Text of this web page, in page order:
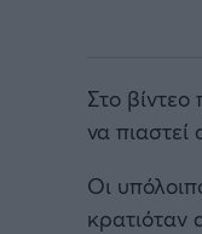
Στο
να πιαστεί
Οι
κρατιόταν